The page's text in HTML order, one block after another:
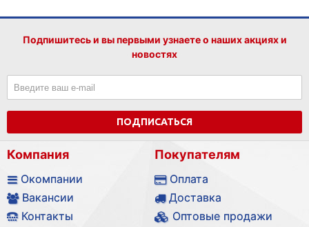
Подпишитесь и вы первыми узнаете о наших акциях и
новостях
ПОДПИСАТЬСЯ
Компания
Окомпании
Вакансии
Контакты
Покупателям
Оплата
Доставка
Оптовые продажи